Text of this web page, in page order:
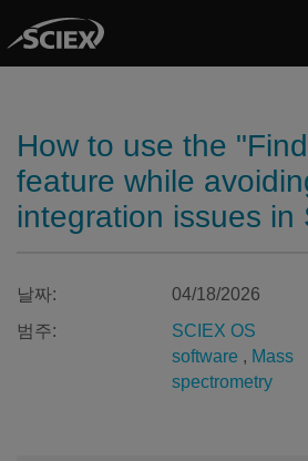
How to use the
feature while
integration issues in
날짜:
04/18/2026
범주:
SCIEX OS
software , Mass
spectrometry